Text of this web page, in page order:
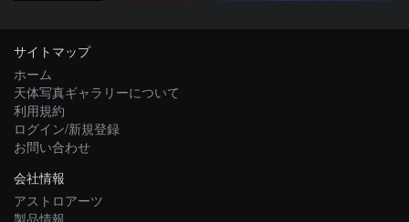
サイトマップ
ホーム
天体写真ギャラリーについて
利用規約
ログイン/新規登録
お問い合わせ
会社情報
アストロアーツ
製品情報